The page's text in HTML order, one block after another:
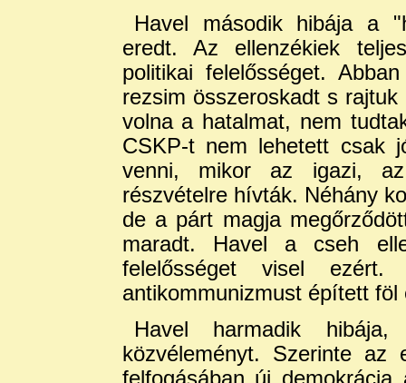
Havel második hibája a
eredt. Az ellenzékiek
politikai felelősséget.
rezsim összeroskadt s
volna a hatalmat, nem
CSKP-t nem lehetett csak
venni, mikor az igazi,
részvételre hívták. Néhány
de a párt magja
maradt. Havel a cseh
felelősséget visel ezért.
antikommunizmust épített
Havel harmadik
közvéleményt. Szerinte az